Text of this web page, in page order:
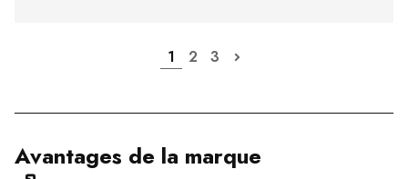
1 2 3
Avantages de la marque